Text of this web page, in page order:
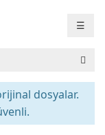
☰
dosyalar.